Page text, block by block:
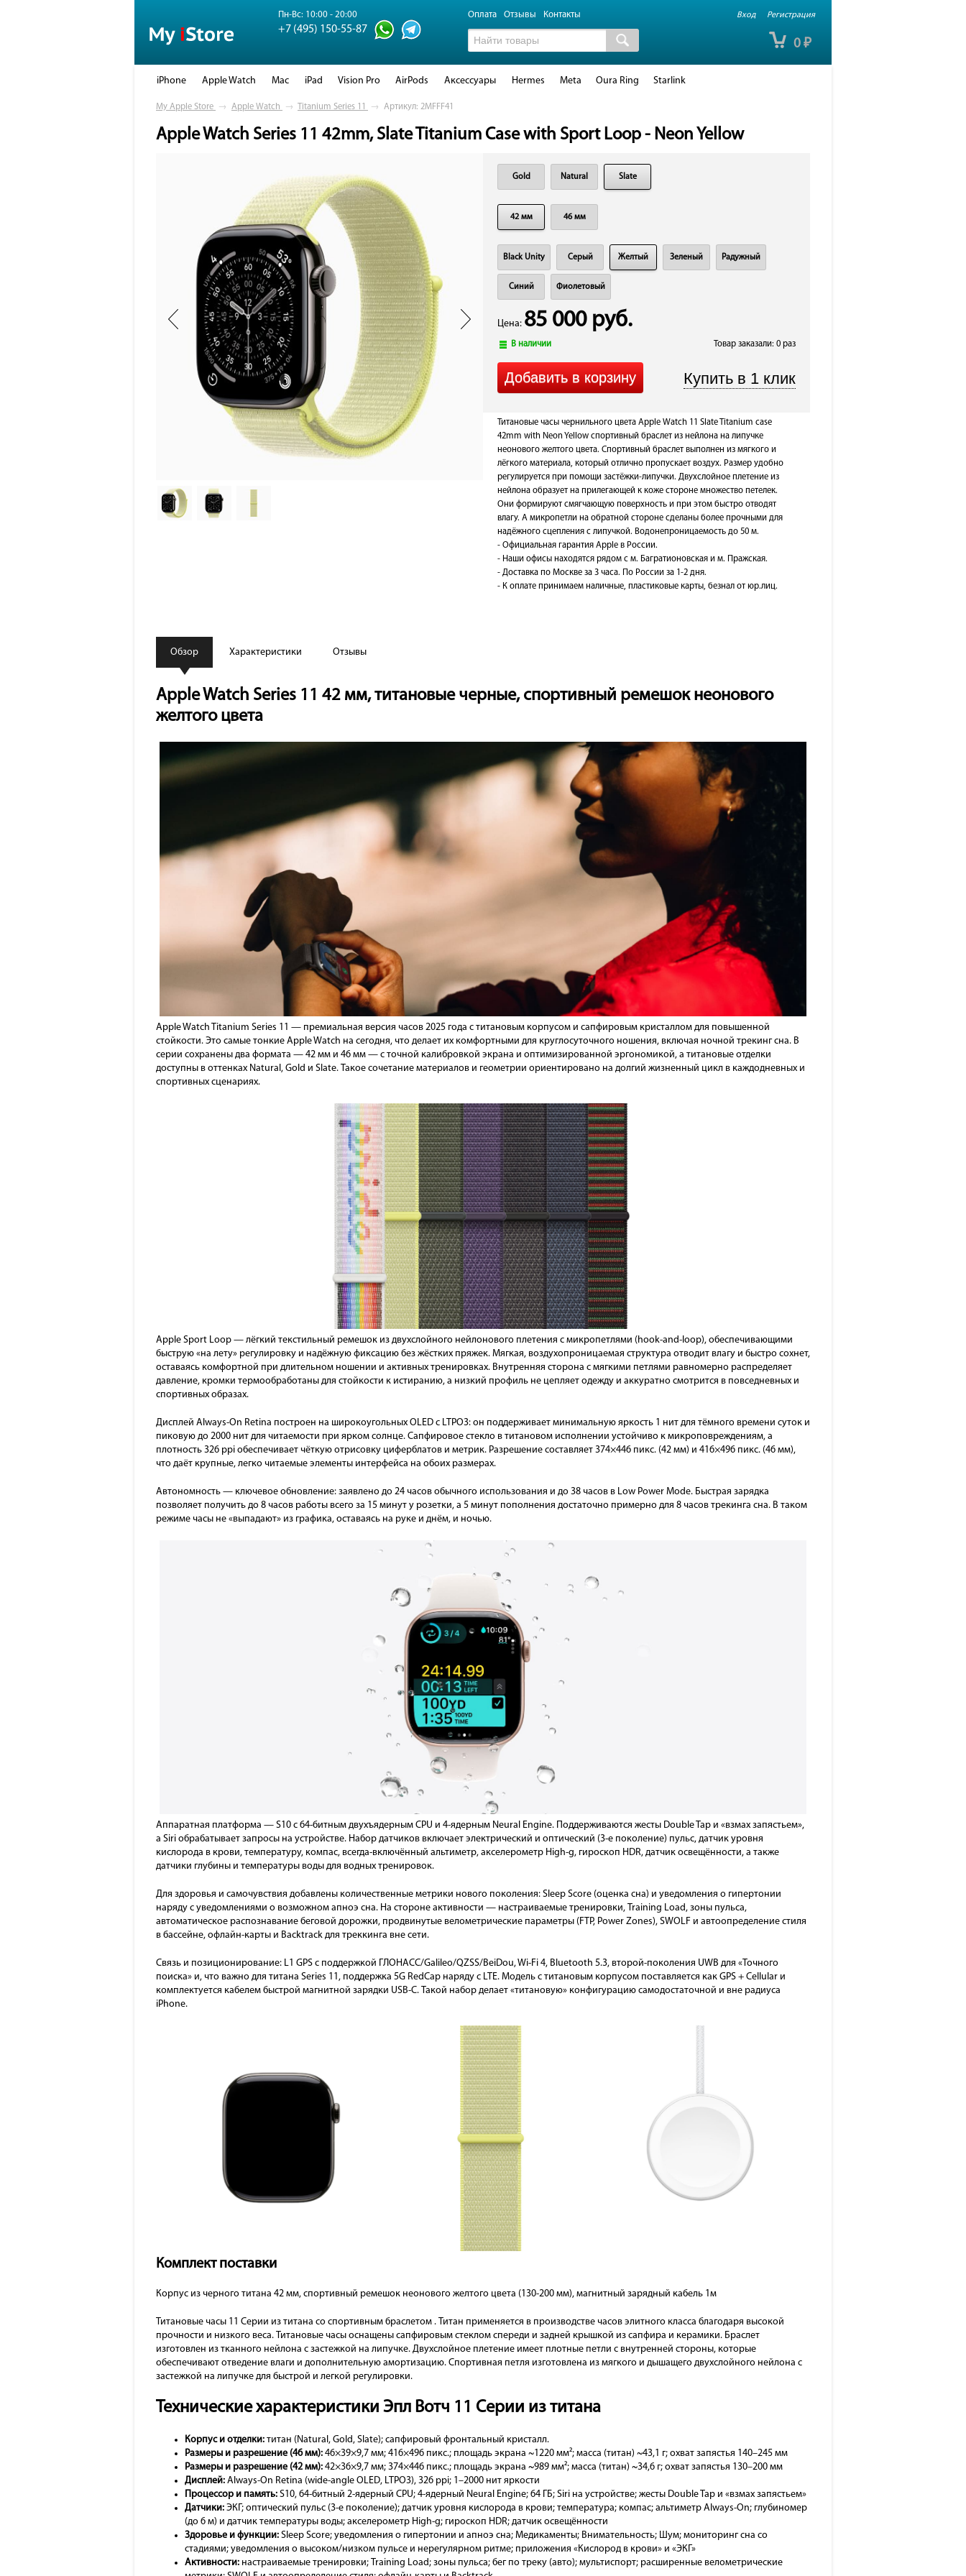
Вход Регистрация
Пн-Вс: 10:00 - 20:00
+7 (495) 150-55-87
Оплата Отзывы Контакты
0 ₽
iPhone Apple Watch Mac iPad Vision Pro AirPods Аксессуары Hermes Meta Oura Ring Starlink
My Apple Store → Apple Watch → Titanium Series 11 → Артикул: 2MFFF41
Apple Watch Series 11 42mm, Slate Titanium Case with Sport Loop - Neon Yellow
Gold Natural Slate
42 мм 46 мм
Black Unity Cерый Желтый Зеленый Радужный
Синий Фиолетовый
Цена: 85 000 руб.
В наличии Товар заказали: 0 раз
Титановые часы чернильного цвета Apple Watch 11 Slate Titanium case
42mm with Neon Yellow спортивный браслет из нейлона на липучке
неонового желтого цвета. Спортивный браслет выполнен из мягкого и
лёгкого материала, который отлично пропускает воздух. Размер удобно
регулируется при помощи застёжки-липучки. Двухслойное плетение из
нейлона образует на прилегающей к коже стороне множество петелек.
Они формируют смягчающую поверхность и при этом быстро отводят
влагу. А микропетли на обратной стороне сделаны более прочными для
надёжного сцепления с липучкой. Водонепроницаемость до 50 м.
- Официальная гарантия Apple в России.
- Наши офисы находятся рядом с м. Багратионовская и м. Пражская.
- Доставка по Москве за 3 часа. По России за 1-2 дня.
- К оплате принимаем наличные, пластиковые карты, безнал от юр.лиц.
Обзор Характеристики Отзывы
Apple Watch Series 11 42 мм, титановые черные, спортивный ремешок неонового
желтого цвета
Apple Watch Titanium Series 11 — премиальная версия часов 2025 года с титановым корпусом и сапфировым кристаллом для повышенной
стойкости. Это самые тонкие Apple Watch на сегодня, что делает их комфортными для круглосуточного ношения, включая ночной трекинг сна. В
серии сохранены два формата — 42 мм и 46 мм — с точной калибровкой экрана и оптимизированной эргономикой, а титановые отделки
доступны в оттенках Natural, Gold и Slate. Такое сочетание материалов и геометрии ориентировано на долгий жизненный цикл в каждодневных и
спортивных сценариях.
Apple Sport Loop — лёгкий текстильный ремешок из двухслойного нейлонового плетения с микропетлями (hook-and-loop), обеспечивающими
быструю «на лету» регулировку и надёжную фиксацию без жёстких пряжек. Мягкая, воздухопроницаемая структура отводит влагу и быстро сохнет,
оставаясь комфортной при длительном ношении и активных тренировках. Внутренняя сторона с мягкими петлями равномерно распределяет
давление, кромки термообработаны для стойкости к истиранию, а низкий профиль не цепляет одежду и аккуратно смотрится в повседневных и
спортивных образах.
Дисплей Always-On Retina построен на широкоугольных OLED с LTPO3: он поддерживает минимальную яркость 1 нит для тёмного времени суток и
пиковую до 2000 нит для читаемости при ярком солнце. Сапфировое стекло в титановом исполнении устойчиво к микроповреждениям, а
плотность 326 ppi обеспечивает чёткую отрисовку циферблатов и метрик. Разрешение составляет 374×446 пикс. (42 мм) и 416×496 пикс. (46 мм),
что даёт крупные, легко читаемые элементы интерфейса на обоих размерах.
Автономность — ключевое обновление: заявлено до 24 часов обычного использования и до 38 часов в Low Power Mode. Быстрая зарядка
позволяет получить до 8 часов работы всего за 15 минут у розетки, а 5 минут пополнения достаточно примерно для 8 часов трекинга сна. В таком
режиме часы не «выпадают» из графика, оставаясь на руке и днём, и ночью.
Аппаратная платформа — S10 с 64-битным двухъядерным CPU и 4-ядерным Neural Engine. Поддерживаются жесты Double Tap и «взмах запястьем»,
а Siri обрабатывает запросы на устройстве. Набор датчиков включает электрический и оптический (3-е поколение) пульс, датчик уровня
кислорода в крови, температуру, компас, всегда-включённый альтиметр, акселерометр High-g, гироскоп HDR, датчик освещённости, а также
датчики глубины и температуры воды для водных тренировок.
Для здоровья и самочувствия добавлены количественные метрики нового поколения: Sleep Score (оценка сна) и уведомления о гипертонии
наряду с уведомлениями о возможном апноэ сна. На стороне активности — настраиваемые тренировки, Training Load, зоны пульса,
автоматическое распознавание беговой дорожки, продвинутые велометрические параметры (FTP, Power Zones), SWOLF и автоопределение стиля
в бассейне, офлайн-карты и Backtrack для треккинга вне сети.
Связь и позиционирование: L1 GPS с поддержкой ГЛОНАСС/Galileo/QZSS/BeiDou, Wi-Fi 4, Bluetooth 5.3, второй-поколения UWB для «Точного
поиска» и, что важно для титана Series 11, поддержка 5G RedCap наряду с LTE. Модель с титановым корпусом поставляется как GPS + Cellular и
комплектуется кабелем быстрой магнитной зарядки USB-C. Такой набор делает «титановую» конфигурацию самодостаточной и вне радиуса
iPhone.
Комплект поставки
Корпус из черного титана 42 мм, спортивный ремешок неонового желтого цвета (130-200 мм), магнитный зарядный кабель 1м
Титановые часы 11 Серии из титана со спортивным браслетом . Титан применяется в производстве часов элитного класса благодаря высокой
прочности и низкого веса. Титановые часы оснащены сапфировым стеклом спереди и задней крышкой из сапфира и керамики. Браслет
изготовлен из тканного нейлона с застежкой на липучке. Двухслойное плетение имеет плотные петли с внутренней стороны, которые
обеспечивают отведение влаги и дополнительную амортизацию. Спортивная петля изготовлена из мягкого и дышащего двухслойного нейлона с
застежкой на липучке для быстрой и легкой регулировки.
Технические характеристики Эпл Вотч 11 Серии из титана
Корпус и отделки: титан (Natural, Gold, Slate); сапфировый фронтальный кристалл.
Размеры и разрешение (46 мм): 46×39×9,7 мм; 416×496 пикс.; площадь экрана ~1220 мм²; масса (титан) ~43,1 г; охват запястья 140–245 мм
Размеры и разрешение (42 мм): 42×36×9,7 мм; 374×446 пикс.; площадь экрана ~989 мм²; масса (титан) ~34,6 г; охват запястья 130–200 мм
Дисплей: Always-On Retina (wide-angle OLED, LTPO3), 326 ppi; 1–2000 нит яркости
Процессор и память: S10, 64-битный 2-ядерный CPU; 4-ядерный Neural Engine; 64 ГБ; Siri на устройстве; жесты Double Tap и «взмах запястьем»
Датчики: ЭКГ; оптический пульс (3-е поколение); датчик уровня кислорода в крови; температура; компас; альтиметр Always-On; глубиномер
(до 6 м) и датчик температуры воды; акселерометр High-g; гироскоп HDR; датчик освещённости
Здоровье и функции: Sleep Score; уведомления о гипертонии и апноэ сна; Медикаменты; Внимательность; Шум; мониторинг сна со
стадиями; уведомления о высоком/низком пульсе и нерегулярном ритме; приложения «Кислород в крови» и «ЭКГ»
Активности: настраиваемые тренировки; Training Load; зоны пульса; бег по треку (авто); мультиспорт; расширенные велометрические